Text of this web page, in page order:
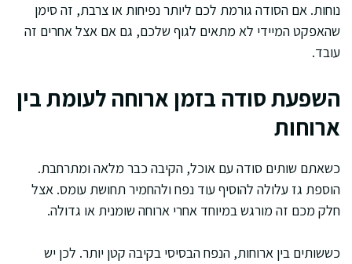
נוחות. אם הסודה גורמת לכם ליותר נפיחות או צרבת, זה סימן
שהאפקט המיידי לא מתאים לגוף שלכם, גם אם אצל אחרים זה
עובד.
השפעת סודה בזמן ארוחה לעומת בין
ארוחות
כשאתם שותים סודה עם אוכל, הקיבה כבר מלאה ומתרחבת.
הוספת גז עלולה להוסיף עוד נפח ולהחמיר תחושת עומס. אצל
חלק מכם זה מורגש במיוחד אחרי ארוחה שומנית או גדולה.
כששותים בין ארוחות, הנפח הבסיסי בקיבה קטן יותר. לכן יש